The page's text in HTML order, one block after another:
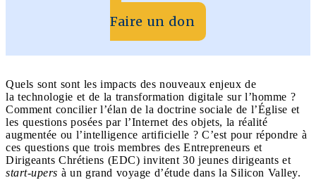
Faire un don
Quels sont sont les impacts des nouveaux enjeux de
la technologie et de la transformation digitale sur l’homme ?
Comment concilier l’élan de la doctrine sociale de l’Église et
les questions posées par l’Internet des objets, la réalité
augmentée ou l’intelligence artificielle ? C’est pour répondre à
ces questions que trois membres des Entrepreneurs et
Dirigeants Chrétiens (EDC) invitent 30 jeunes dirigeants et
start-upers à un grand voyage d’étude dans la Silicon Valley.